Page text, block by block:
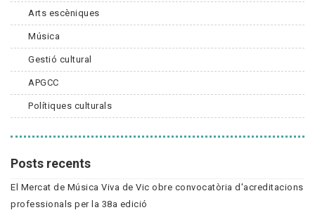
Arts escèniques
Música
Gestió cultural
APGCC
Polítiques culturals
Posts recents
El Mercat de Música Viva de Vic obre convocatòria d'acreditacions
professionals per la 38a edició